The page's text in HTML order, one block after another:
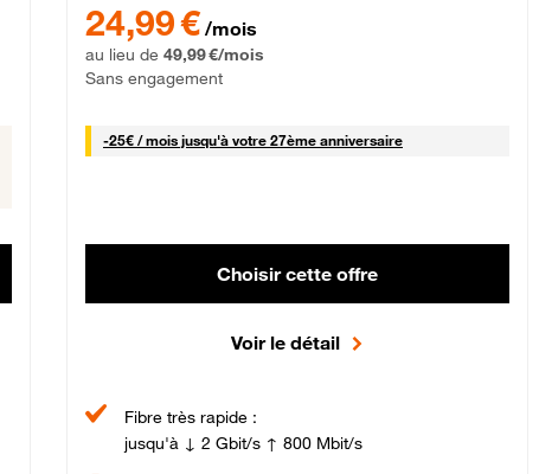
24,99 € /mois
au lieu de 49,99 €/mois
Sans engagement
-25€ / mois25 € par mois
jusqu'à votre 27ème anniversaire
Choisir cette offre
Voir le détail
Fibre très rapide :
jusqu'à ↓ 2 Gbit/s ↑ 800 Mbit/s